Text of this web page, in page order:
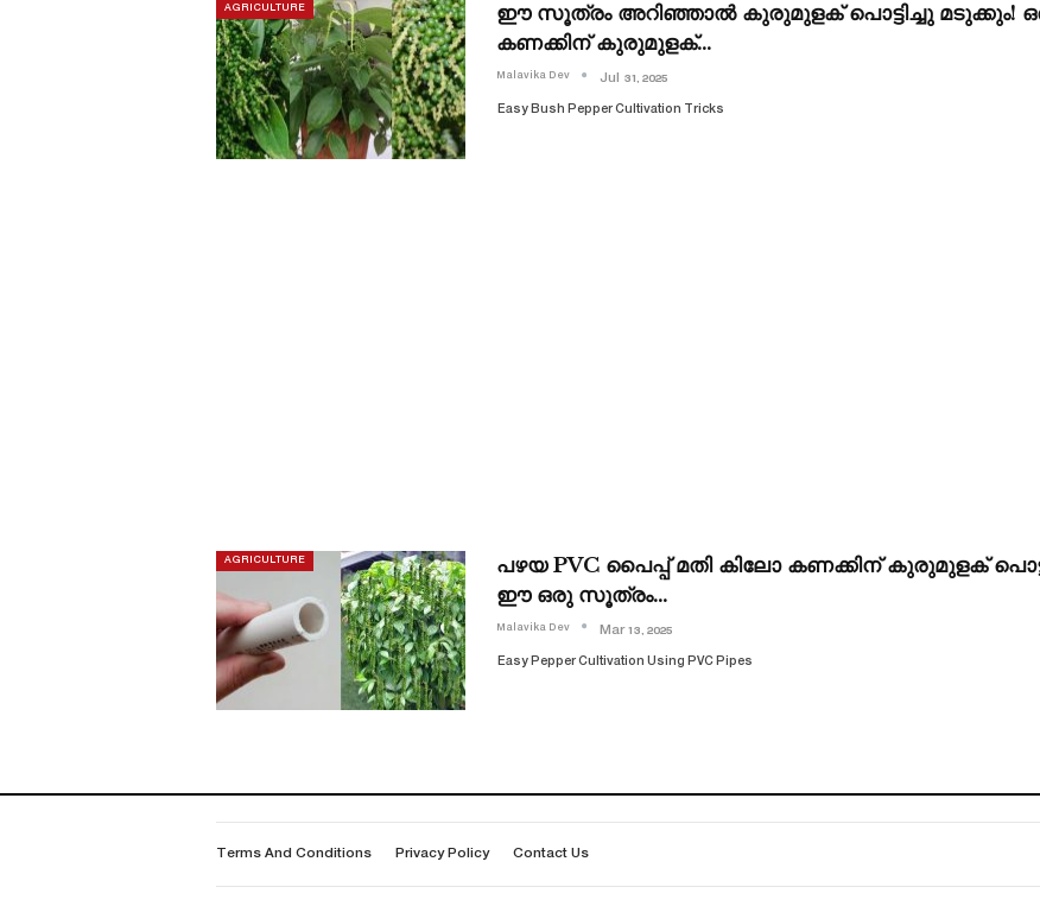
AGRICULTURE
ഈ സൂത്രം അറിഞ്ഞാൽ കുരുമുളക് പൊട്ടിച്ചു മടുക്കും! ഒരു
കണക്കിന് കുരുമുളക്…
Malavika Dev Jul 31, 2025
Easy Bush Pepper Cultivation Tricks
AGRICULTURE
പഴയ PVC പൈപ്പ് മതി കിലോ കണക്കിന് കുരുമുളക്
ഈ ഒരു സൂത്രം…
Malavika Dev Mar 13, 2025
Easy Pepper Cultivation Using PVC Pipes
Terms And Conditions Privacy Policy Contact Us